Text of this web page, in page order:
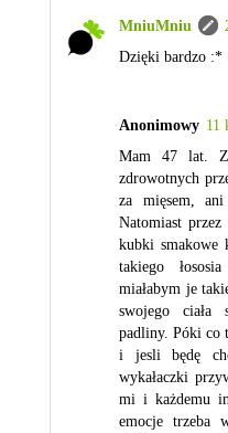
MniuMniu
Dzięki bardzo :*
Anonimowy 11
Mam 47 lat. Z
zdrowotnych
za mięsem,
Natomiast przez
kubki smakowe
takiego
miałabym je
swojego
padliny. Póki co
i jesli będę
wykałaczki
mi i każdemu
emocje trzeba